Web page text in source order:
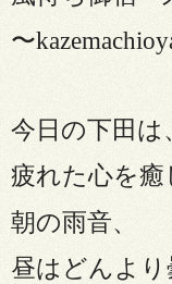
〜
今日の下田は
疲れた心を
朝の雨音、
昼はどんより